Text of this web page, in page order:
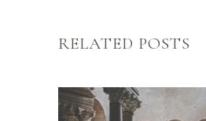
RELATED POSTS